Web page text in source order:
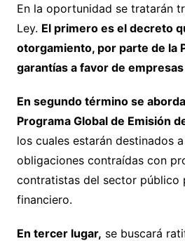
En la oportunidad se tratarán
Ley. El primero es el decreto
otorgamiento, por parte de la
garantías a favor de empresas
En segundo término se
Programa Global de Emisión
los cuales estarán destinados
obligaciones contraídas con
contratistas del sector público
financiero.
En tercer lugar, se buscará